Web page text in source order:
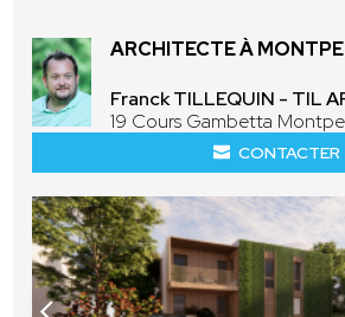
ARCHITECTE À
Franck TILLEQUIN - TIL
19 Cours Gambetta
CONTACTER